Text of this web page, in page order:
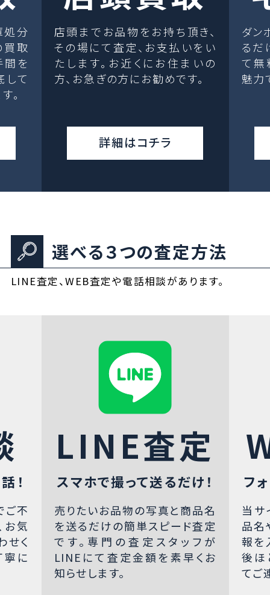
処分
取
間を
して
。
店頭までお品物をお持ち頂き、
その場にて査定、お支払いをい
たします。お近くにお住まいの
方、お急ぎの方にお勧めです。
詳細はコチラ
ダン
るだ
て無
魅力
選べる３つの査定方法
LINE査定、WEB査定や電話相談があります。
！
ご不
お気
せく
寧に
LINE査定
スマホで撮って送るだけ！
売りたいお品物の写真と商品名
を送るだけの簡単スピード査定
です。専門の査定スタッフが
LINEにて査定金額を素早くお
知らせします。
フ
当サ
品名
報を
後ほ
てご